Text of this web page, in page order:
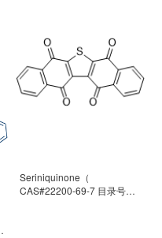
Seriniquinone（
CAS#22200-69-7 目录号